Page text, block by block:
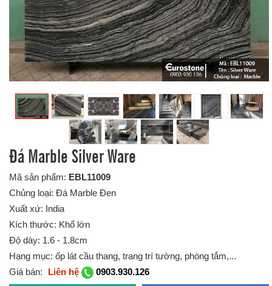
Đá Marble Silver Ware
Mã sản phẩm: EBL11009
Chủng loại: Đá Marble Đen
Xuất xứ: India
Kích thước: Khổ lớn
Độ dày: 1.6 - 1.8cm
Hạng mục: ốp lát cầu thang, trang trí tường, phòng tắm,...
Giá bán:
Liên hệ 0903.930.126